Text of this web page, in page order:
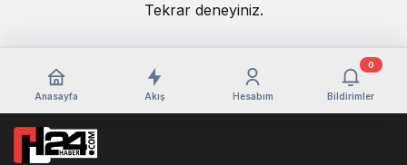
Tekrar deneyiniz.
Anasayfa Akış Hesabım Bildirimler
0